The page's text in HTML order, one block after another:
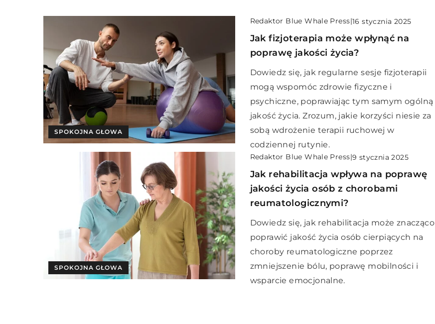
SPOKOJNA GŁOWA
Redaktor Blue Whale Press|16 stycznia 2025
Jak fizjoterapia może wpłynąć na
poprawę jakości życia?
Dowiedz się, jak regularne sesje fizjoterapii
mogą wspomóc zdrowie fizyczne i
psychiczne, poprawiając tym samym ogólną
jakość życia. Zrozum, jakie korzyści niesie za
sobą wdrożenie terapii ruchowej w
codziennej rutynie.
SPOKOJNA GŁOWA
Redaktor Blue Whale Press|9 stycznia 2025
Jak rehabilitacja wpływa na poprawę
jakości życia osób z chorobami
reumatologicznymi?
Dowiedz się, jak rehabilitacja może znacząco
poprawić jakość życia osób cierpiących na
choroby reumatologiczne poprzez
zmniejszenie bólu, poprawę mobilności i
wsparcie emocjonalne.